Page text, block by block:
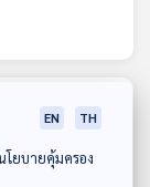
EN TH
โยบายคุ้มครอง